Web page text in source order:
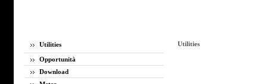
Utilities
Opportunità
Download
Utilities